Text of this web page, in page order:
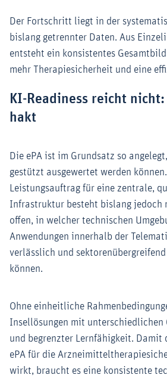
Der Fortschritt liegt in der
bislang getrennter Daten. Aus
entsteht ein konsistentes
mehr Therapiesicherheit und eine
KI-Readiness reicht nicht:
hakt
Die ePA ist im Grundsatz so
gestützt ausgewertet werden
Leistungsauftrag für eine zentrale,
Infrastruktur besteht bislang jedoch
offen, in welcher technischen
Anwendungen innerhalb der
verlässlich und
können.
Ohne einheitliche
Insellösungen mit
und begrenzter Lernfähigkeit. Damit
ePA für die
wirkt, braucht es eine konsistente